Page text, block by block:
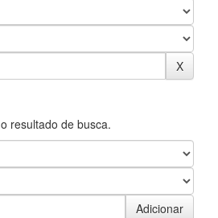
resultado de busca.